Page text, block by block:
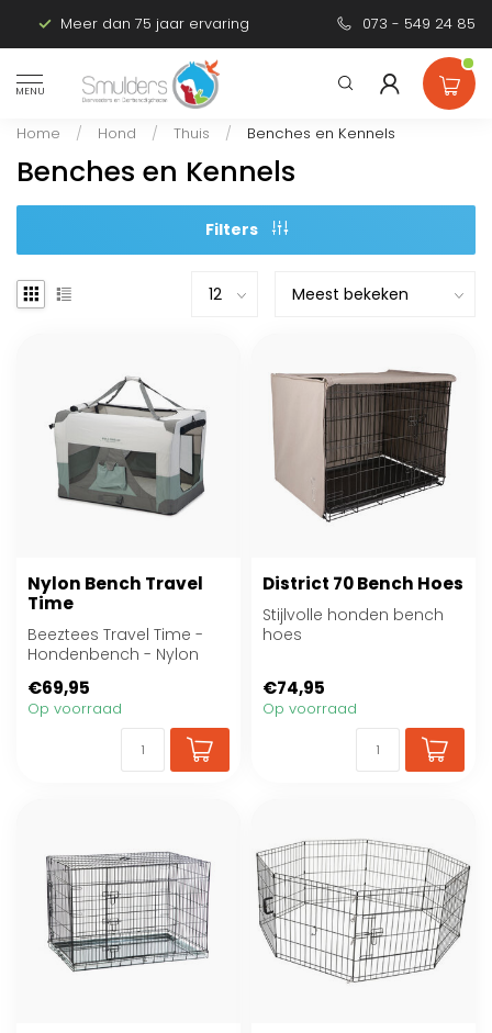
Meer dan 75 jaar ervaring Persoonlijk
073 - 549 24 85
MENU
Home / Hond / Thuis / Benches en Kennels
Benches en Kennels
Filters
Nylon Bench Travel
Time
Beeztees Travel Time -
Hondenbench - Nylon
€69,95
Op voorraad
District 70 Bench Hoes
Stijlvolle honden bench
hoes
€74,95
Op voorraad